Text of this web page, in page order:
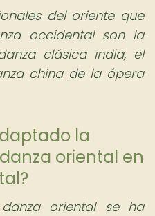
del oriente que
occidental son la
clásica india, el
china de la ópera
la
oriental en
oriental se ha